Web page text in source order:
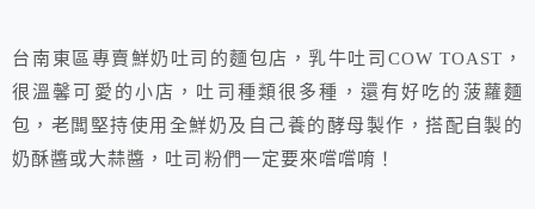
台南東區專賣鮮奶吐司的麵包店，乳牛吐司COW TOAST，
很溫馨可愛的小店，吐司種類很多種，還有好吃的菠蘿麵
包，老闆堅持使用全鮮奶及自己養的酵母製作，搭配自製的
奶酥醬或大蒜醬，吐司粉們一定要來嚐嚐唷！